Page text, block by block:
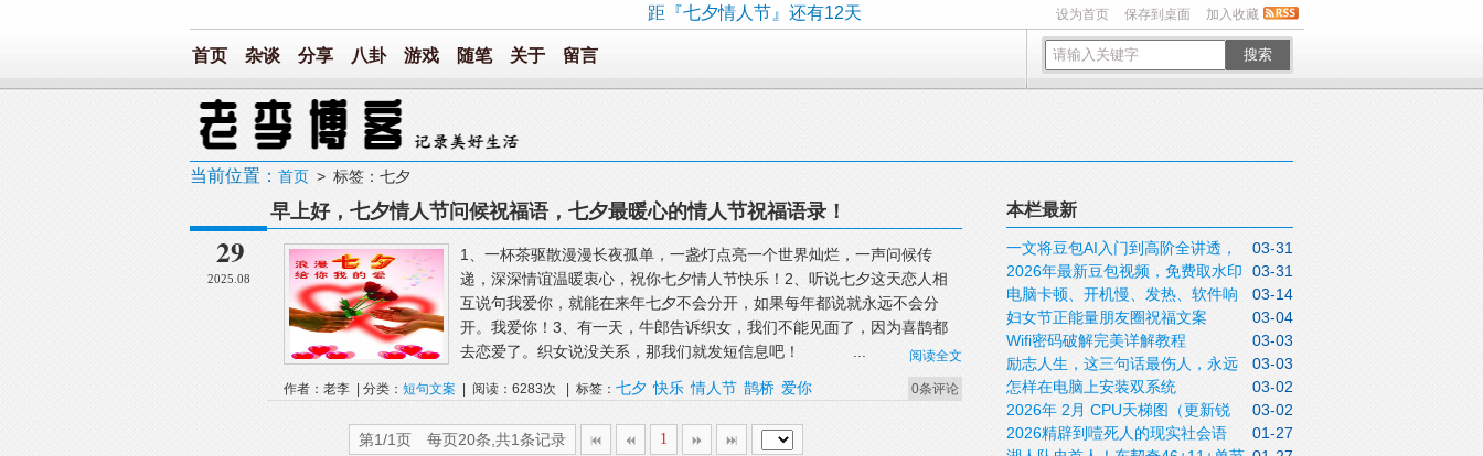
设为首页 保存到桌面 加入收藏
距『七夕情人节』还有12天
搜索
首页 杂谈 分享 八卦 游戏 随笔 关于 留言
当前位置： 首页 > 标签：七夕
29
2025.08
早上好，七夕情人节问候祝福语，七夕最暖心的情人节祝福语录！
1、一杯茶驱散漫漫长夜孤单，一盏灯点亮一个世界灿烂，一声问候传
递，深深情谊温暖衷心，祝你七夕情人节快乐！2、听说七夕这天恋人相
互说句我爱你，就能在来年七夕不会分开，如果每年都说就永远不会分
开。我爱你！3、有一天，牛郎告诉织女，我们不能见面了，因为喜鹊都
去恋爱了。织女说没关系，那我们就发短信息吧！ ...
阅读全文
0条评论
作者：老李 | 分类： 短句文案 | 阅读：6283次 | 标签： 七夕 快乐 情人节 鹊桥 爱你
第1/1页 每页20条,共1条记录 1
本栏最新
03-31
一文将豆包AI入门到高阶全讲透，
收藏待用
03-31
2026年最新豆包视频，免费取水印
方法实操指南
03-14
电脑卡顿、开机慢、发热、软件响
应迟钝怎么办？关闭这5个设置不用重装，
这些问题全可解决
03-04
妇女节正能量朋友圈祝福文案
2026三月八日女神节说说带非常漂亮的女
神节图片
03-03
Wifi密码破解完美详解教程
03-03
励志人生，这三句话最伤人，永远
不要说！
03-02
怎样在电脑上安装双系统
03-02
2026年 2月 CPU天梯图（更新锐
龙9 9950X3D）
01-27
2026精辟到噎死人的现实社会语